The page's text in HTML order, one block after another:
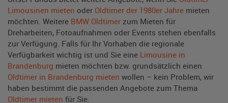
Limousinen mieten oder Oldtimer der 1980er Jahre mieten
möchten. Weitere BMW Oldtimer zum Mieten für
Dreharbeiten, Fotoaufnahmen oder Events stehen ebenfalls
zur Verfügung. Falls für Ihr Vorhaben die regionale
Verfügbarkeit wichtig ist und Sie eine Limousine in
Brandenburg mieten möchten bzw. grundsätzlich einen
Oldtimer in Brandenburg mieten wollen – kein Problem, wir
haben bestimmt die passenden Angebote zum Thema
Oldtimer mieten für Sie.